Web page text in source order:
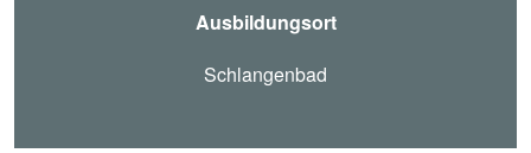
Ausbildungsort
Schlangenbad